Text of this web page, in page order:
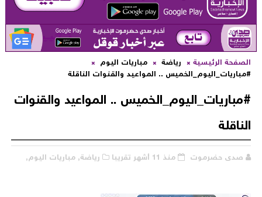
الرئيسية رياضة
مباريات اليوم
.. المواعيد والقنوات الناقلة
.. المواعيد والقنوات
صدى حضرموت منذ 11 أشهر تقريبا رياضة, مباريات اليوم,